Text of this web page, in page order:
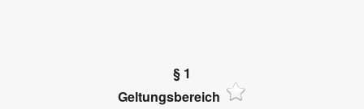
§ 1
Geltungsbereich